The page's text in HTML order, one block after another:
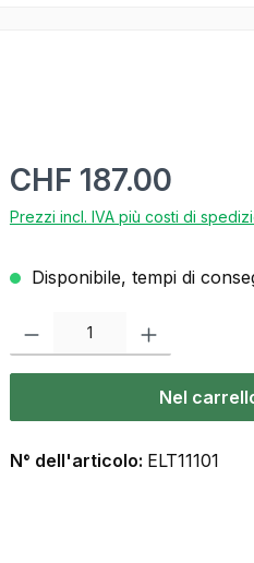
CHF 187.00
Prezzi incl. IVA più costi di
Disponibile, tempi di
Nel
N° dell'articolo: ELT11101